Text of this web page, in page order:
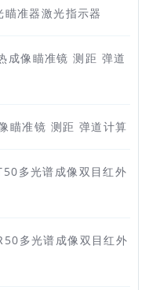
准器激光指示器
像瞄准镜 测距 弹道
准镜 测距 弹道计算
多光谱成像双目红外
多光谱成像双目红外